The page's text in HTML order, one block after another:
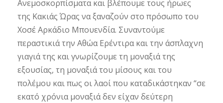
Ανεμοσκορπίσματα και βλέπουμε τους ήρωες
της Κακιάς Ώρας να ξαναζούν στο πρόσωπο του
Χοσέ Αρκάδιο Μπουενδία. Συναντούμε
περαστικιά την Αθώα Ερέντιρα και την άσπλαχνη
γιαγιά της και γνωρίζουμε τη μοναξιά της
εξουσίας, τη μοναξιά του μίσους και του
πολέμου και πως οι λαοί που καταδικάστηκαν “σε
εκατό χρόνια μοναξιά δεν είχαν δεύτερη